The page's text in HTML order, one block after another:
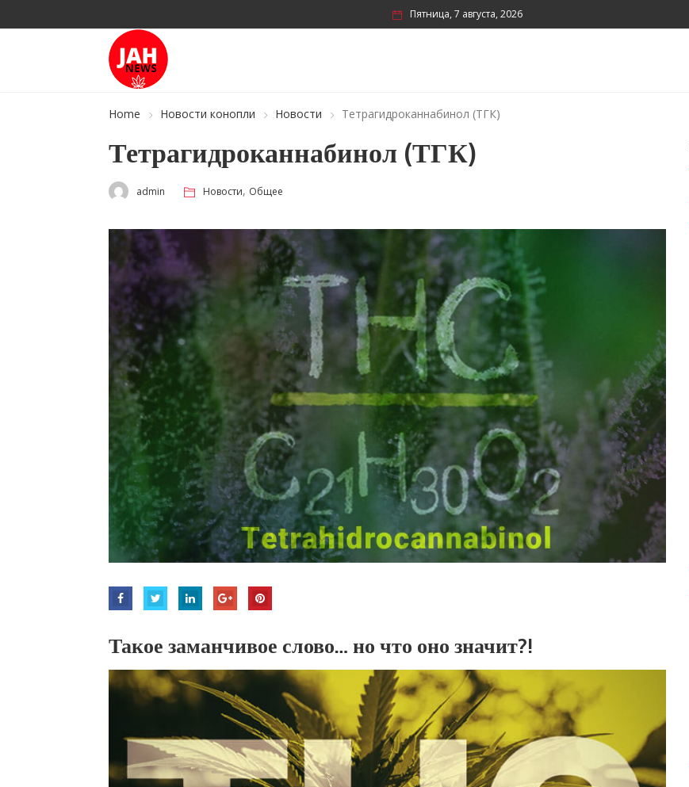
Пятница, 7 августа, 2026
Home Новости конопли Новости Тетрагидроканнабинол (ТГК)
Тетрагидроканнабинол (ТГК)
admin Новости, Общее
Такое заманчивое слово… но что оно значит?!